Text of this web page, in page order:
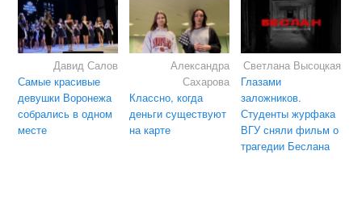
Давид Салов
Самые красивые
девушки Воронежа
собрались в одном
месте
Александра
Сахарова
Классно, когда
деньги существуют
на карте
Светлана Высоцкая
Глазами
заложников.
Студенты журфака
ВГУ сняли фильм о
трагедии Беслана